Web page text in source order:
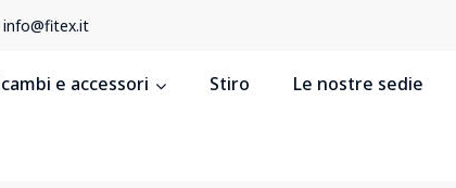
info@fitex.it
e accessori Stiro Le nostre sedie